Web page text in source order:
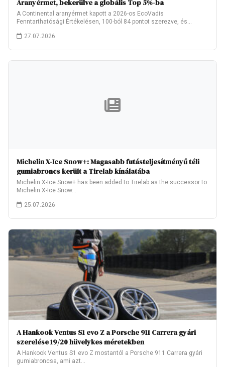
Aranyérmet, bekerülve a globális Top 5%-ba
A Continental aranyérmet kapott a 2026-os EcoVadis
Fenntarthatósági Értékelésen, 100-ból 84 pontot szerezve, és
27.07.2026
Michelin X-Ice Snow+: Magasabb futásteljesítményű téli
gumiabroncs került a Tirelab kínálatába
Michelin X-Ice Snow+ has been added to Tirelab as the successor to
Michelin X-Ice Snow…
25.07.2026
A Hankook Ventus S1 evo Z a Porsche 911 Carrera gyári
szerelése 19/20 hüvelykes méretekben
A Hankook Ventus S1 evo Z mostantól a Porsche 911 Carrera gyári
gumiabroncsa, ami azt…